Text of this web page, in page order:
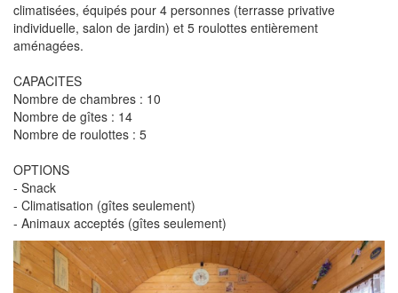
climatisées, équipés pour 4 personnes (terrasse privative
individuelle, salon de jardin) et 5 roulottes entièrement
aménagées.
CAPACITES
Nombre de chambres : 10
Nombre de gîtes : 14
Nombre de roulottes : 5
OPTIONS
- Snack
- Climatisation (gîtes seulement)
- Animaux acceptés (gîtes seulement)